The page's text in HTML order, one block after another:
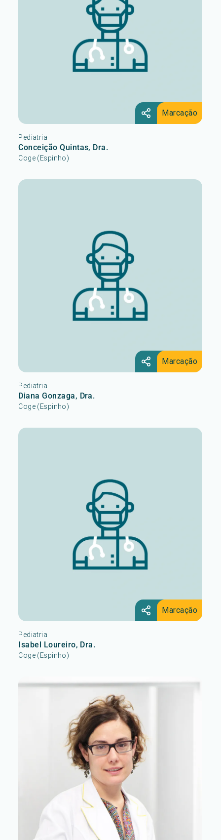
Marcação
Pediatria
Conceição Quintas, Dra.
Coge (Espinho)
Marcação
Pediatria
Diana Gonzaga, Dra.
Coge (Espinho)
Marcação
Pediatria
Isabel Loureiro, Dra.
Coge (Espinho)